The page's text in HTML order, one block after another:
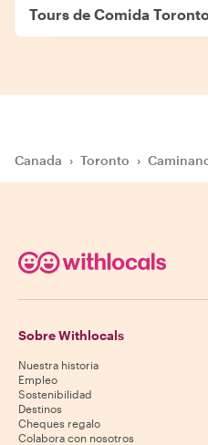
Tours de Comida
Canada › Toronto ›
Sobre Withlocals
Nuestra historia
Empleo
Sostenibilidad
Destinos
Cheques regalo
Colabora con nosotros